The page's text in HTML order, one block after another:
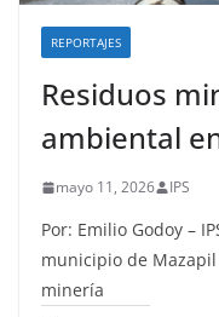
REPORTAJES
Residuos
ambiental
mayo 11, 2026 IPS
Por: Emilio Godoy –
municipio de
minería